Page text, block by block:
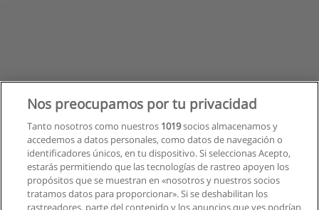
Nos preocupamos por tu privacidad
Tanto nosotros como nuestros 1019socios almacenamos y
accedemos a datos personales, como datos de navegación o
identificadores únicos, en tu dispositivo. Si seleccionas Acepto,
estarás permitiendo que las tecnologías de rastreo apoyen los
propósitos que se muestran en «nosotros y nuestros socios
tratamos datos para proporcionar». Si se deshabilitan los
rastreadores, parte del contenido y los anuncios que ves podrían